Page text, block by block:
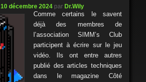
10 décembre 2024 par Dr.Wily
Comme certains le savent
déjà des membres de
l’association SIMM’s Club
participent à écrire sur le jeu
vidéo. Ils ont entre autres
publié des articles techniques
dans le magazine Côté